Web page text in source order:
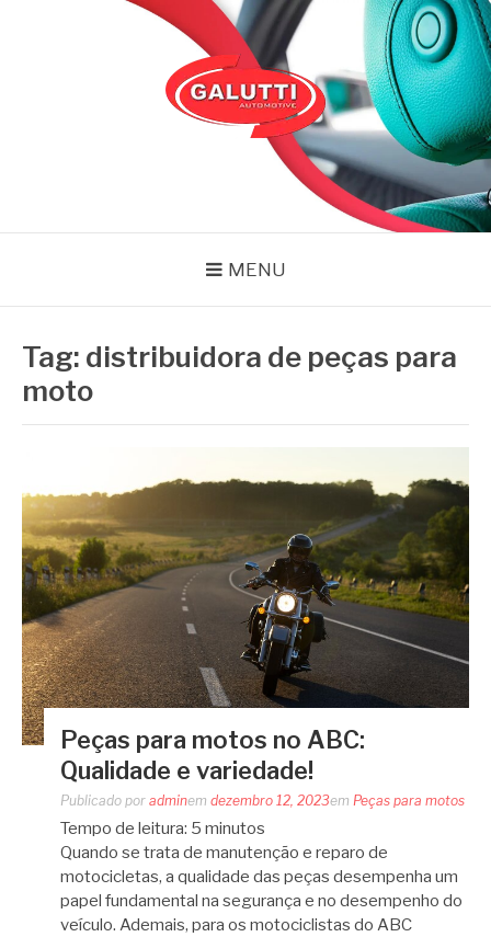
MENU
Tag: distribuidora de peças para
moto
Peças para motos no ABC:
Qualidade e variedade!
Publicado por adminem dezembro 12, 2023em Peças para motos
Tempo de leitura: 5 minutos
Quando se trata de manutenção e reparo de
motocicletas, a qualidade das peças desempenha um
papel fundamental na segurança e no desempenho do
veículo. Ademais, para os motociclistas do ABC